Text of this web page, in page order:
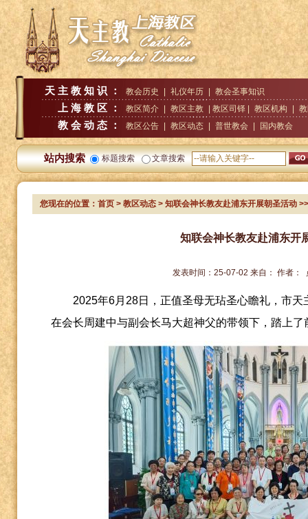
天主教知识： 教会历史 礼仪年历 教会圣事知识
上海教区： 教区简介 教区主教 | 教区司铎 | 教区机构
教会动态： 教区公告 教区动态 普世教会 国内教会
站内搜索 标题搜索 文章搜索
您现在的位置：首页 >教区动态 > 知联会神长教友赴浦东开展朝圣活动
知联会神长教友赴浦东开
发表时间：25-07-02 来自： 作者：
2025年6月 28日，正值圣母无玷圣心瞻礼，市
在会长周建中与副会长马大超神父的带领下，踏上